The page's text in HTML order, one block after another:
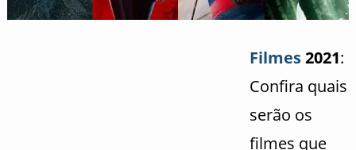
Filmes2021:
Confira quais
serão os
filmes que